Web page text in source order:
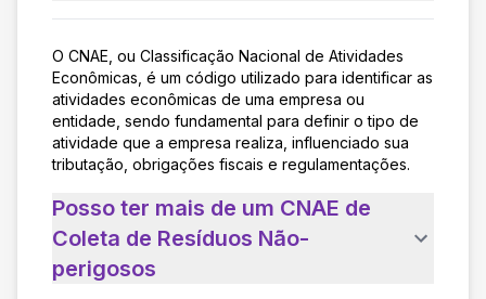
O CNAE, ou Classificação Nacional de Atividades
Econômicas, é um código utilizado para identificar as
atividades econômicas de uma empresa ou
entidade, sendo fundamental para definir o tipo de
atividade que a empresa realiza, influenciado sua
tributação, obrigações fiscais e regulamentações.
Posso ter mais de um CNAE de
Coleta de Resíduos Não-
perigosos